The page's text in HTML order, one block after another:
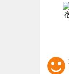
18宿敌低配多项优化